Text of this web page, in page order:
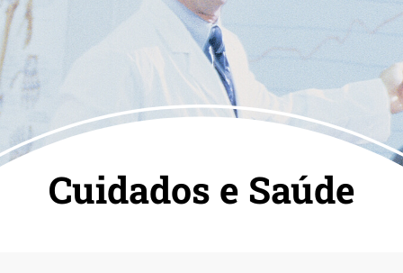
Cuidados e Saúde